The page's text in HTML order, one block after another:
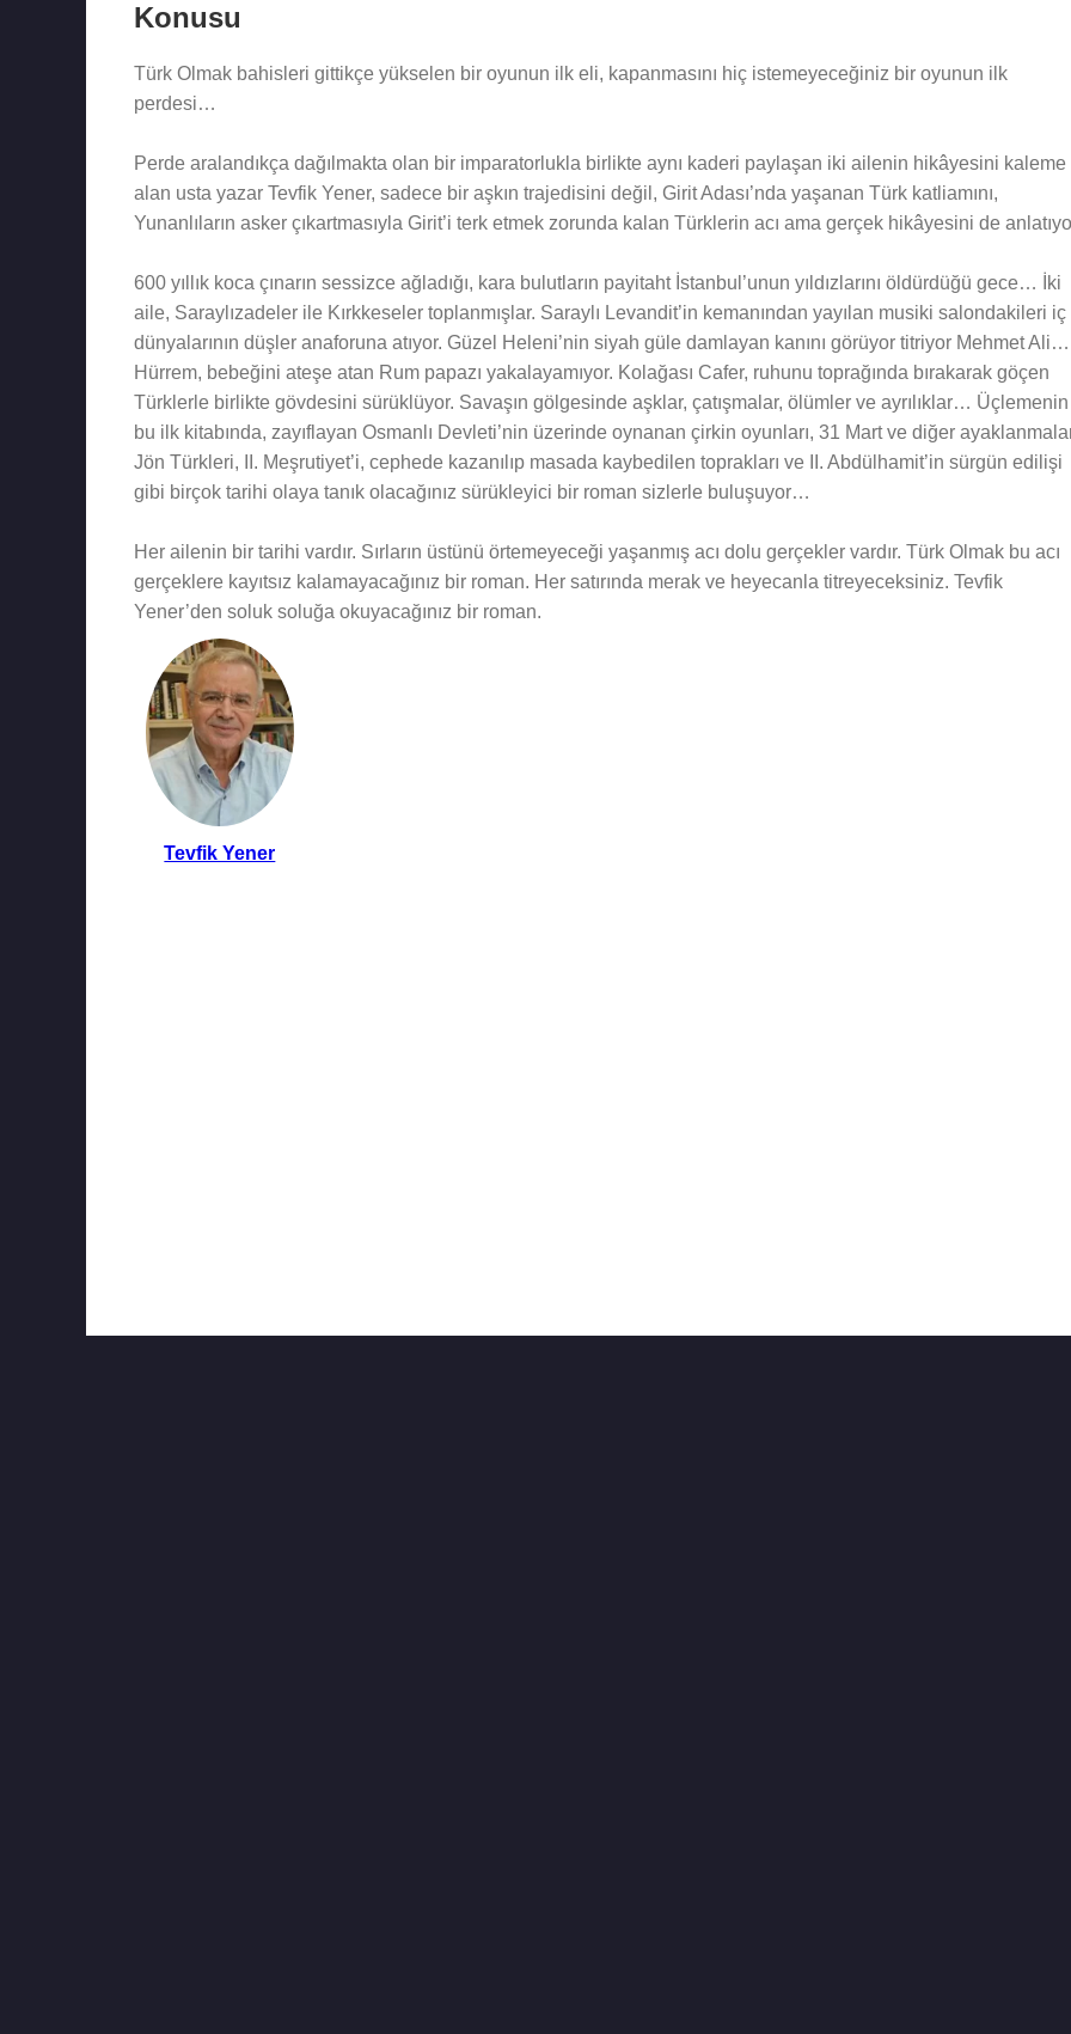
Konusu
Türk Olmak bahisleri gittikçe yükselen bir oyunun ilk eli, kapanmasını hiç istemeyeceğiniz bir oyunun ilk
perdesi…
Perde aralandıkça dağılmakta olan bir imparatorlukla birlikte aynı kaderi paylaşan iki ailenin hikâyesini kaleme
alan usta yazar Tevfik Yener, sadece bir aşkın trajedisini değil, Girit Adası’nda yaşanan Türk katliamını,
Yunanlıların asker çıkartmasıyla Girit’i terk etmek zorunda kalan Türklerin acı ama gerçek hikâyesini de
600 yıllık koca çınarın sessizce ağladığı, kara bulutların payitaht İstanbul’unun yıldızlarını öldürdüğü gece… İki
aile, Saraylızadeler ile Kırkkeseler toplanmışlar. Saraylı Levandit’in kemanından yayılan musiki salondakileri iç
dünyalarının düşler anaforuna atıyor. Güzel Heleni’nin siyah güle damlayan kanını görüyor titriyor Mehmet Ali…
Hürrem, bebeğini ateşe atan Rum papazı yakalayamıyor. Kolağası Cafer, ruhunu toprağında bırakarak göçen
Türklerle birlikte gövdesini sürüklüyor. Savaşın gölgesinde aşklar, çatışmalar, ölümler ve ayrılıklar… Üçlemenin
bu ilk kitabında, zayıflayan Osmanlı Devleti’nin üzerinde oynanan çirkin oyunları, 31 Mart ve diğer
Jön Türkleri, II. Meşrutiyet’i, cephede kazanılıp masada kaybedilen toprakları ve II. Abdülhamit’in sürgün edilişi
gibi birçok tarihi olaya tanık olacağınız sürükleyici bir roman sizlerle buluşuyor…
Her ailenin bir tarihi vardır. Sırların üstünü örtemeyeceği yaşanmış acı dolu gerçekler vardır. Türk Olmak bu acı
gerçeklere kayıtsız kalamayacağınız bir roman. Her satırında merak ve heyecanla titreyeceksiniz. Tevfik
Yener’den soluk soluğa okuyacağınız bir roman.
Tevfik Yener